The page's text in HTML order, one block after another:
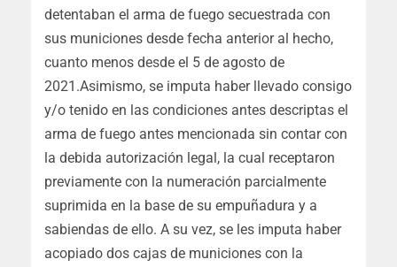
detentaban el arma de fuego secuestrada con
sus municiones desde fecha anterior al hecho,
cuanto menos desde el 5 de agosto de
2021.Asimismo, se imputa haber llevado consigo
y/o tenido en las condiciones antes descriptas el
arma de fuego antes mencionada sin contar con
la debida autorización legal, la cual receptaron
previamente con la numeración parcialmente
suprimida en la base de su empuñadura y a
sabiendas de ello. A su vez, se les imputa haber
acopiado dos cajas de municiones con la